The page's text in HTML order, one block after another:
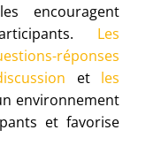
encouragent
Les
réponses
et les
environnement
et favorise